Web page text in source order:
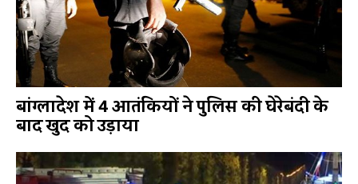
बांग्लादेश में 4 आतंकियों ने पुलिस की घेरेबंदी के
बाद खुद को उड़ाया